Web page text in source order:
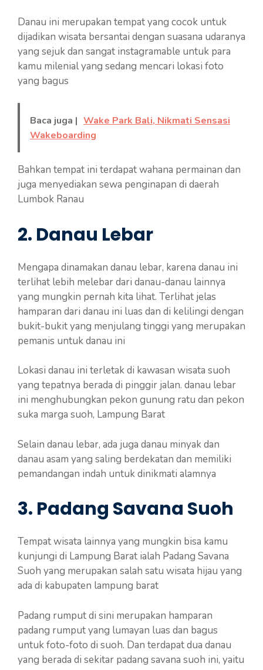
Danau ini merupakan tempat yang cocok untuk
dijadikan wisata bersantai dengan suasana udaranya
yang sejuk dan sangat instagramable untuk para
kamu milenial yang sedang mencari lokasi foto
yang bagus
Baca juga | Wake Park Bali, Nikmati Sensasi
Wakeboarding
Bahkan tempat ini terdapat wahana permainan dan
juga menyediakan sewa penginapan di daerah
Lumbok Ranau
2. Danau Lebar
Mengapa dinamakan danau lebar, karena danau ini
terlihat lebih melebar dari danau-danau lainnya
yang mungkin pernah kita lihat. Terlihat jelas
hamparan dari danau ini luas dan di kelilingi dengan
bukit-bukit yang menjulang tinggi yang merupakan
pemanis untuk danau ini
Lokasi danau ini terletak di kawasan wisata suoh
yang tepatnya berada di pinggir jalan. danau lebar
ini menghubungkan pekon gunung ratu dan pekon
suka marga suoh, Lampung Barat
Selain danau lebar, ada juga danau minyak dan
danau asam yang saling berdekatan dan memiliki
pemandangan indah untuk dinikmati alamnya
3. Padang Savana Suoh
Tempat wisata lainnya yang mungkin bisa kamu
kunjungi di Lampung Barat ialah Padang Savana
Suoh yang merupakan salah satu wisata hijau yang
ada di kabupaten lampung barat
Padang rumput di sini merupakan hamparan
padang rumput yang lumayan luas dan bagus
untuk foto-foto di suoh. Dan terdapat dua danau
yang berada di sekitar padang savana suoh ini, yaitu